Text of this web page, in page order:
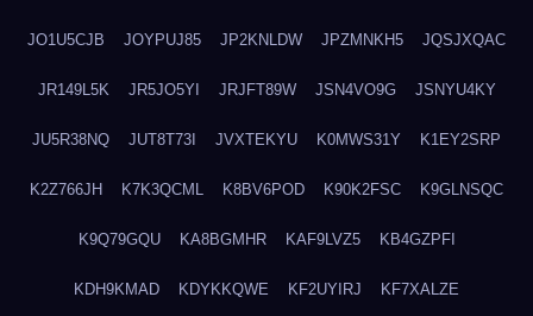
JO1U5CJB JOYPUJ85 JP2KNLDW JPZMNKH5 JQSJXQAC
JR149L5K JR5JO5YI JRJFT89W JSN4VO9G JSNYU4KY
JU5R38NQ JUT8T73I JVXTEKYU K0MWS31Y K1EY2SRP
K2Z766JH K7K3QCML K8BV6POD K90K2FSC K9GLNSQC
K9Q79GQU KA8BGMHR KAF9LVZ5 KB4GZPFI
KDH9KMAD KDYKKQWE KF2UYIRJ KF7XALZE